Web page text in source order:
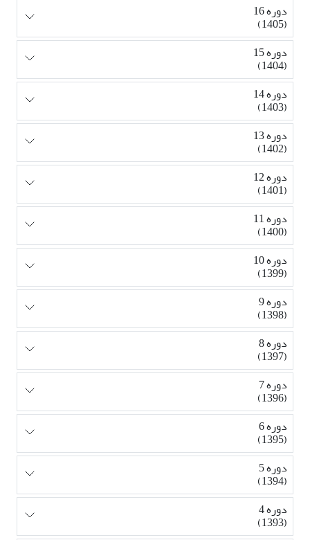
دوره 16
(1405)
دوره 15
(1404)
دوره 14
(1403)
دوره 13
(1402)
دوره 12
(1401)
دوره 11
(1400)
دوره 10
(1399)
دوره 9
(1398)
دوره 8
(1397)
دوره 7
(1396)
دوره 6
(1395)
دوره 5
(1394)
دوره 4
(1393)